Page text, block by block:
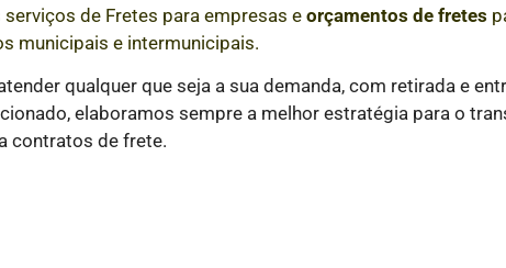
de Fretes para empresas e orçamentos de fretes
municipais e intermunicipais.
qualquer que seja a sua demanda, com retirada e
elaboramos sempre a melhor estratégia para o
contratos de frete.